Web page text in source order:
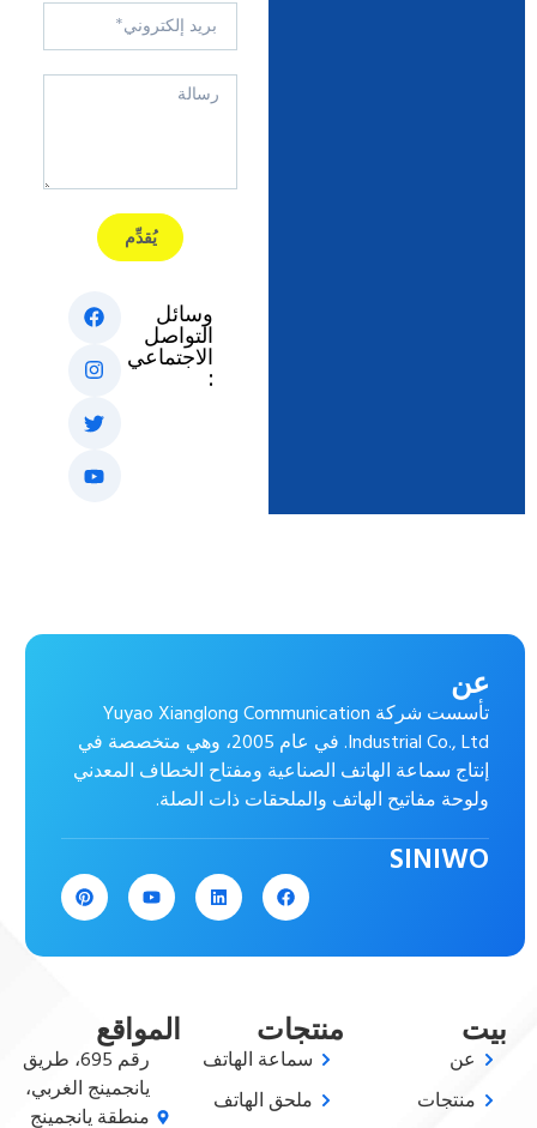
يُقدِّم
وسائل
التواصل
الاجتماعي
عن
تأسست شركة Yuyao Xianglong Communication
Industrial Co., Ltd. في عام 2005، وهي متخصصة في
إنتاج سماعة الهاتف الصناعية ومفتاح الخطاف المعدني
ولوحة مفاتيح الهاتف والملحقات ذات الصلة.
SINIWO
بيت
عن
منتجات
منتجات
سماعة الهاتف
ملحق الهاتف
المواقع
رقم 695، طريق
يانجمينج الغربي،
منطقة يانجمينج